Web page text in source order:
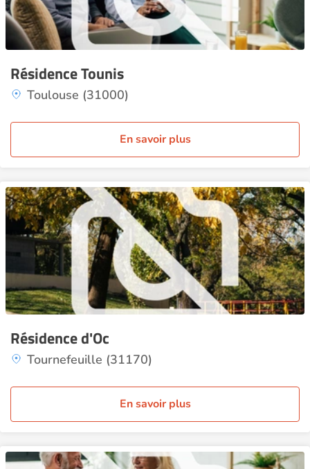
Résidence Tounis
Toulouse (31000)
En savoir plus
Résidence d'Oc
Tournefeuille (31170)
En savoir plus